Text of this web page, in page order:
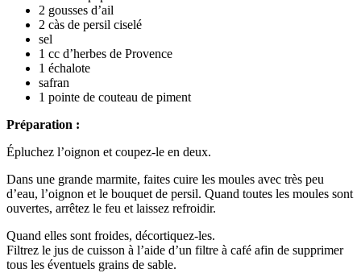
2 gousses d’ail
2 càs de persil ciselé
sel
1 cc d’herbes de Provence
1 échalote
safran
1 pointe de couteau de piment
Préparation :
Épluchez l’oignon et coupez-le en deux.
Dans une grande marmite, faites cuire les moules avec très peu
d’eau, l’oignon et le bouquet de persil. Quand toutes les moules sont
ouvertes, arrêtez le feu et laissez refroidir.
Quand elles sont froides, décortiquez-les.
Filtrez le jus de cuisson à l’aide d’un filtre à café afin de supprimer
tous les éventuels grains de sable.